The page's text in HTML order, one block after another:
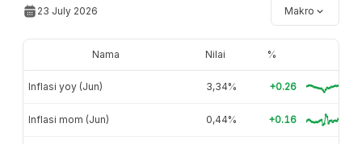
23 July 2026 Makro
Nama Nilai %
Inflasi yoy (Jun) 3,34% +0.26
Inflasi mom (Jun) 0,44% +0.16